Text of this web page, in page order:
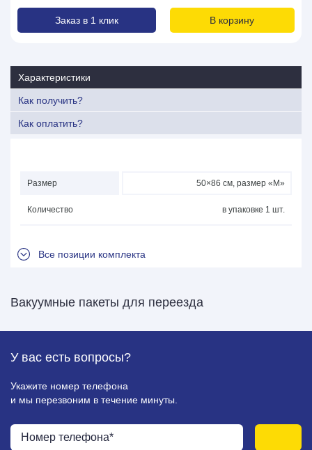
Заказ в 1 клик В корзину
Характеристики
Как получить?
Как оплатить?
Размер 50×86 см, размер «М»
Количество в упаковке 1 шт.
Все позиции комплекта
Вакуумные пакеты для переезда
У вас есть вопросы?
Укажите номер телефона
и мы перезвоним в течение минуты.